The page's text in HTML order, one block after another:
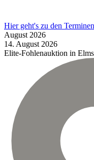
Hier geht's zu den Terminen
August 2026
14. August 2026
Elite-Fohlenauktion in